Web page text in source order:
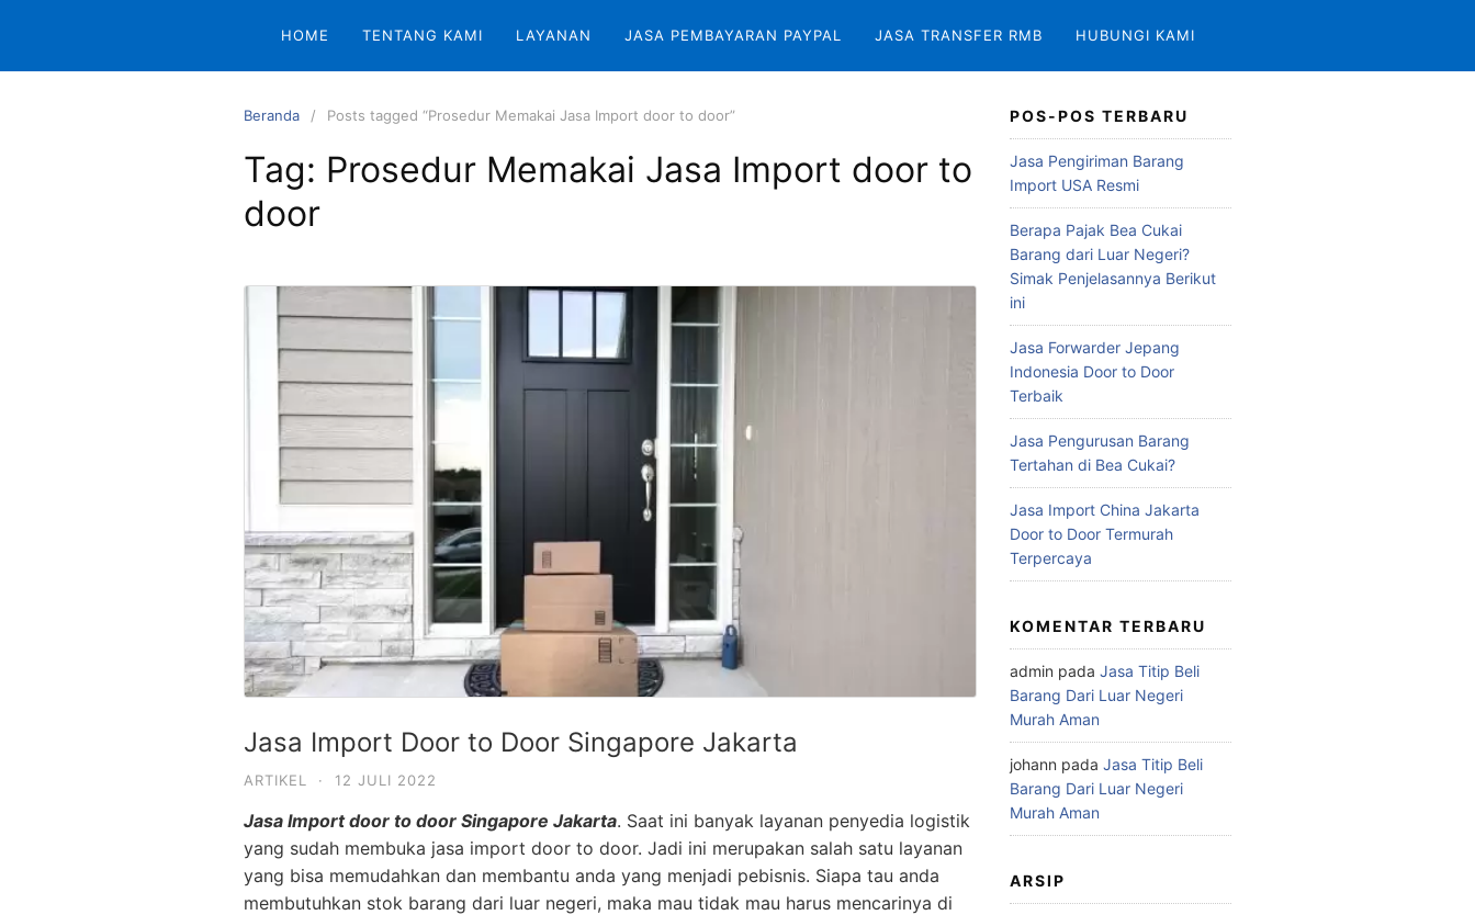
konten
HOME TENTANG KAMI LAYANAN JASA PEMBAYARAN PAYPAL JASA TRANSFER RMB HUBUNGI KAMI
Beranda Posts tagged “Prosedur Memakai Jasa Import door to door”
Tag: Prosedur Memakai Jasa Import door to
door
Jasa Import Door to Door Singapore Jakarta
ARTIKEL · 12 JULI 2022
Jasa Import door to door Singapore Jakarta. Saat ini banyak layanan penyedia logistik
yang sudah membuka jasa import door to door. Jadi ini merupakan salah satu layanan
yang bisa memudahkan dan membantu anda yang menjadi pebisnis. Siapa tau anda
membutuhkan stok barang dari luar negeri, maka mau tidak mau harus mencarinya di
POS-POS TERBARU
Jasa Pengiriman Barang
Import USA Resmi
Berapa Pajak Bea Cukai
Barang dari Luar Negeri?
Simak Penjelasannya Berikut
ini
Jasa Forwarder Jepang
Indonesia Door to Door
Terbaik
Jasa Pengurusan Barang
Tertahan di Bea Cukai?
Jasa Import China Jakarta
Door to Door Termurah
Terpercaya
KOMENTAR TERBARU
admin pada Jasa Titip Beli
Barang Dari Luar Negeri
Murah Aman
johann pada Jasa Titip Beli
Barang Dari Luar Negeri
Murah Aman
ARSIP